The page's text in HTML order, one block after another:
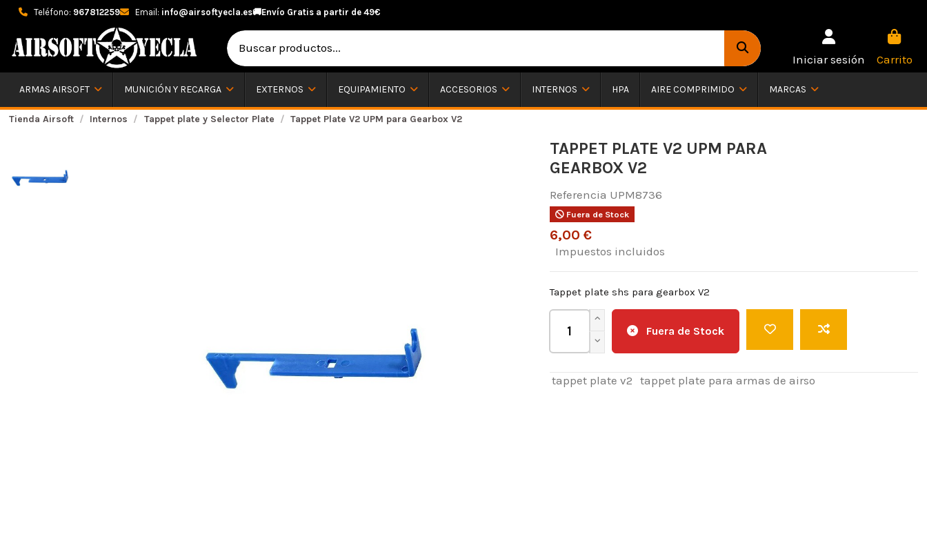
Teléfono: 967812259 Email: info@airsoftyecla.es🚚Envío Gratis a partir de 49€
Iniciar sesión Carrito
ARMAS AIRSOFT MUNICIÓN Y RECARGA EXTERNOS EQUIPAMIENTO ACCESORIOS INTERNOS HPA AIRE COMPRIMIDO MARCAS
Tienda Airsoft Internos Tappet plate y Selector Plate Tappet Plate V2 UPM para Gearbox V2
TAPPET PLATE V2 UPM PARA
GEARBOX V2
Referencia UPM8736
Fuera de Stock
6,00 €
Impuestos incluidos
Tappet plate shs para gearbox V2
Fuera de Stock
tappet plate v2 tappet plate para armas de airso